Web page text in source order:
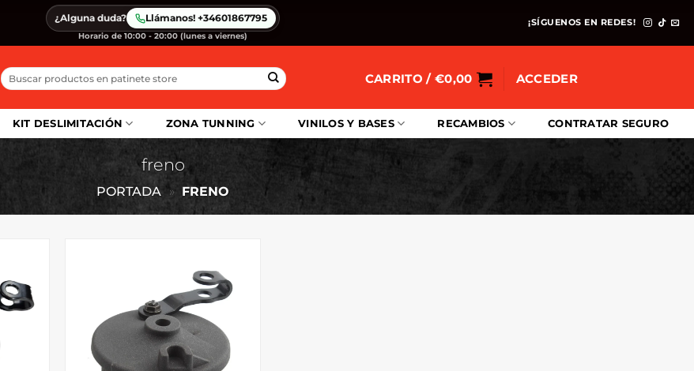
¿Alguna duda? Llámanos! +34601867795
Horario de 10:00 - 20:00 (lunes a viernes)
¡SÍGUENOS EN REDES!
Buscar
por:
CARRITO / €0,00 ACCEDER
KIT DESLIMITACIÓN ZONA TUNNING VINILOS Y BASES RECAMBIOS CONTRATAR SEGURO
freno
PORTADA » FRENO